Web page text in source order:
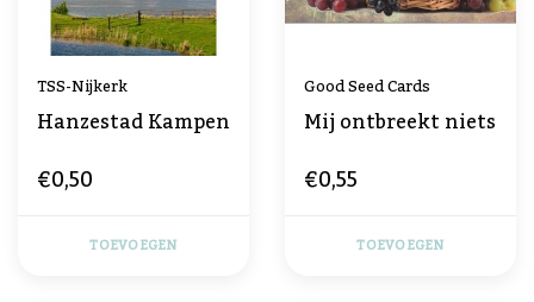
TSS-Nijkerk
Hanzestad Kampen
€0,50
TOEVOEGEN
Good Seed Cards
Mij ontbreekt niets
€0,55
TOEVOEGEN